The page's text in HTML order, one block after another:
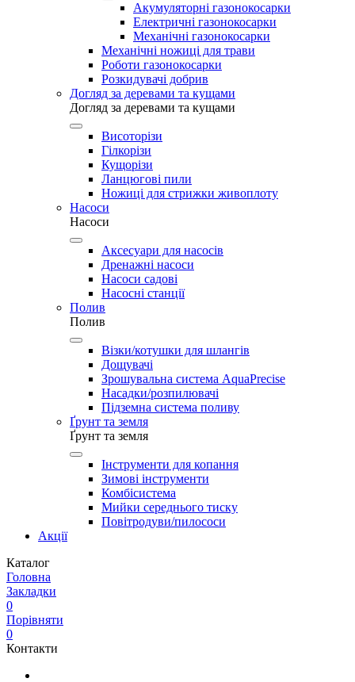
Акумуляторні газонокосарки
Електричні газонокосарки
Механічні газонокосарки
Механічні ножиці для трави
Роботи газонокосарки
Розкидувачі добрив
Догляд за деревами та кущами
Догляд за деревами та кущами
Висоторізи
Гілкорізи
Кущорізи
Ланцюгові пили
Ножиці для стрижки живоплоту
Насоси
Насоси
Аксесуари для насосів
Дренажні насоси
Насоси садові
Насосні станції
Полив
Полив
Візки/котушки для шлангів
Дощувачі
Зрошувальна система AquaPrecise
Насадки/розпилювачі
Підземна система поливу
Ґрунт та земля
Ґрунт та земля
Інструменти для копання
Зимові інструменти
Комбісистема
Мийки середнього тиску
Повітродуви/пилососи
Акції
Каталог
Головна
Закладки
0
Порівняти
0
Контакти